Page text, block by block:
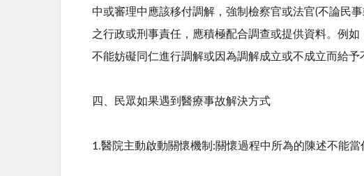
中或審理中應該移付調解，強制檢察官或法官(不論民
之行政或刑事責任，應積極配合調查或提供資料。例
不能妨礙同仁進行調解或因為調解成立或不成立而給予
四、民眾如果遇到醫療事故解決方式
1.醫院主動啟動關懷機制 :關懷過程中所為的陳述不能